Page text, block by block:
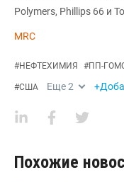
Polymers, Phillips 66 и
MRC
#НЕФТЕХИМИЯ #ПП-
#США Еще2
Похожие